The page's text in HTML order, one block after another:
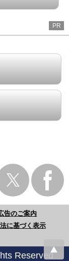
PR
告のご案内
に基づく表示
Reserved